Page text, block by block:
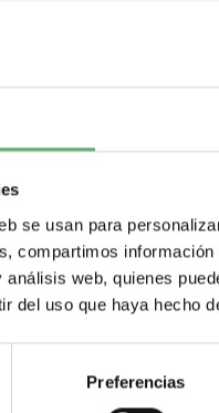
se usan para
compartimos
web, quienes
del uso que haya hecho
Preferencias
PowerLogic BCPM BCPMA
multicircuitoPowerLogic
BCPMSC BCPMSCE Medidor
energíaPowerLogic EM3500
EM3561 medidor de
energíaPowerLogic EM4900
EM4914 Medidor
iEM3000 iEM3465 medidor de
precisión de medida
1 % 10...100 %
humedad relativa
Temperatura ambiente